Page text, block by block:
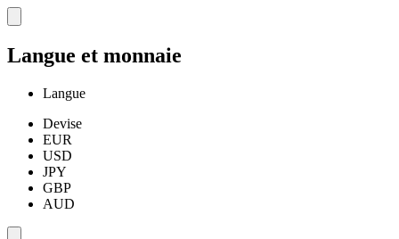
Langue et monnaie
Langue
Devise
EUR
USD
JPY
GBP
AUD